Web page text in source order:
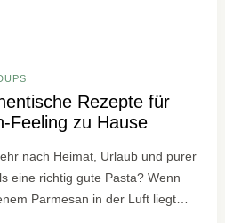
Rezepte für
Feeling zu Hause
nach Heimat, Urlaub und purer
eine richtig gute Pasta? Wenn
Parmesan in der Luft liegt…